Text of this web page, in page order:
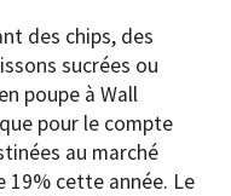
des chips, des
sucrées ou
poupe à Wall
pour le compte
au marché
19% cette année. Le